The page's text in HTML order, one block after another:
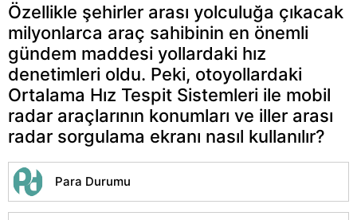
Özellikle şehirler arası yolculuğa çıkacak
milyonlarca araç sahibinin en önemli
gündem maddesi yollardaki hız
denetimleri oldu. Peki, otoyollardaki
Ortalama Hız Tespit Sistemleri ile mobil
radar araçlarının konumları ve iller arası
radar sorgulama ekranı nasıl kullanılır?
Para Durumu